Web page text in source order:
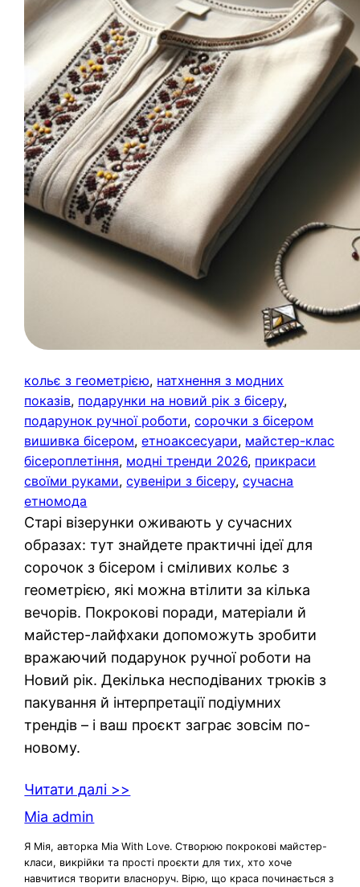
кольє з геометрією, натхнення з модних
показів, подарунки на новий рік з бісеру
подарунок ручної роботи, сорочки з бісером
вишивка бісером, етноаксесуари, майстер-клас
бісероплетіння, модні тренди 2026, прикраси
своїми руками, сувеніри з бісеру, сучасна
етномода
Старі візерунки оживають у сучасних
образах: тут знайдете практичні ідеї для
сорочок з бісером і сміливих кольє з
геометрією, які можна втілити за кілька
вечорів. Покрокові поради, матеріали й
майстер-лайфхаки допоможуть зробити
вражаючий подарунок ручної роботи на
Новий рік. Декілька несподіваних трюків з
пакування й інтерпретації подіумних
трендів – і ваш проєкт заграє зовсім по-
новому.
Читати далі >>
Mia admin
Я Мія, авторка Mia With Love. Створюю покрокові майстер-
класи, викрійки та прості проєкти для тих, хто хоче
навчитися творити власноруч. Вірю, що краса починається з